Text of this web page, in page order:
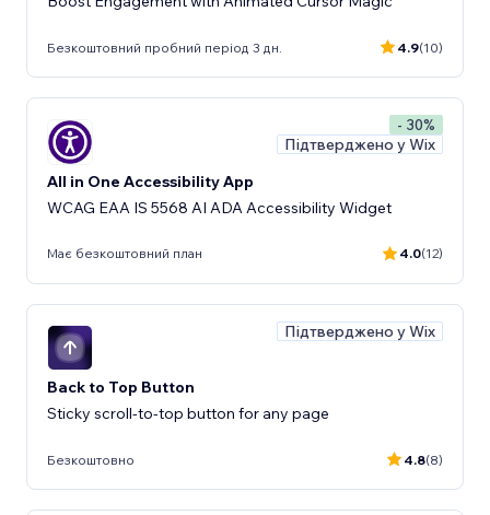
Безкоштовний пробний період 3 дн. 4.9(10)
- 30%
Підтверджено у Wix
All in One Accessibility App
WCAG EAA IS 5568 AI ADA Accessibility Widget
Має безкоштовний план 4.0(12)
Підтверджено у Wix
Back to Top Button
Sticky scroll-to-top button for any page
Безкоштовно 4.8(8)